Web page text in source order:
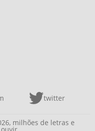
twitter
milhões de letras e